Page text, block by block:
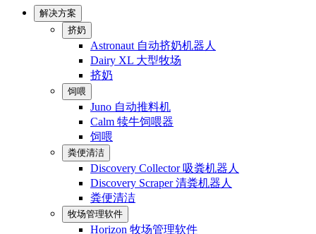
解决方案
挤奶
Astronaut 自动挤奶机器人
Dairy XL 大型牧场
挤奶
饲喂
Juno 自动推料机
Calm 犊牛饲喂器
饲喂
粪便清洁
Discovery Collector 吸粪机器人
Discovery Scraper 清粪机器人
粪便清洁
牧场管理软件
Horizon 牧场管理软件